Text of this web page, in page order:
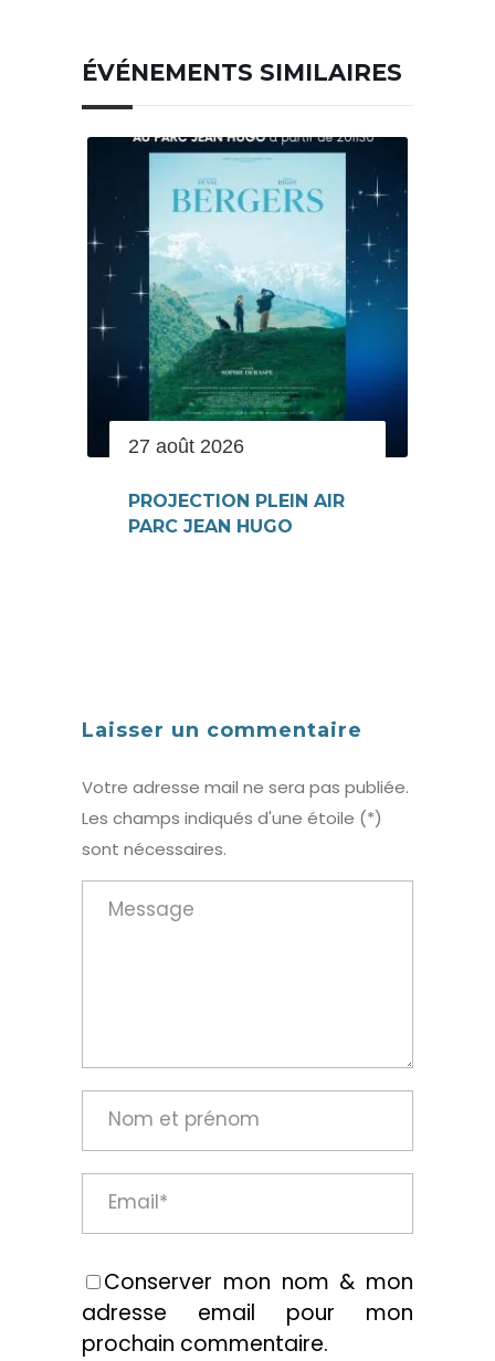
ÉVÉNEMENTS SIMILAIRES
27 août 2026
PROJECTION PLEIN AIR
PARC JEAN HUGO
Laisser un commentaire
Votre adresse mail ne sera pas publiée.
Les champs indiqués d'une étoile (*)
sont nécessaires.
Conserver mon nom & mon
adresse email pour mon
prochain commentaire.